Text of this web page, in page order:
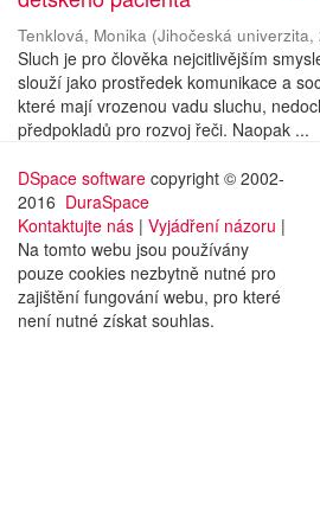
Tenklová, Monika (Jihočeská univerzita,
Sluch je pro člověka nejcitlivějším
slouží jako prostředek komunikace a
které mají vrozenou vadu sluchu,
předpokladů pro rozvoj řeči. Naopak ...
DSpace software copyright © 2002-
2016 DuraSpace
Kontaktujte nás | Vyjádření názoru |
Na tomto webu jsou používány
pouze cookies nezbytně nutné pro
zajištění fungování webu, pro které
není nutné získat souhlas.